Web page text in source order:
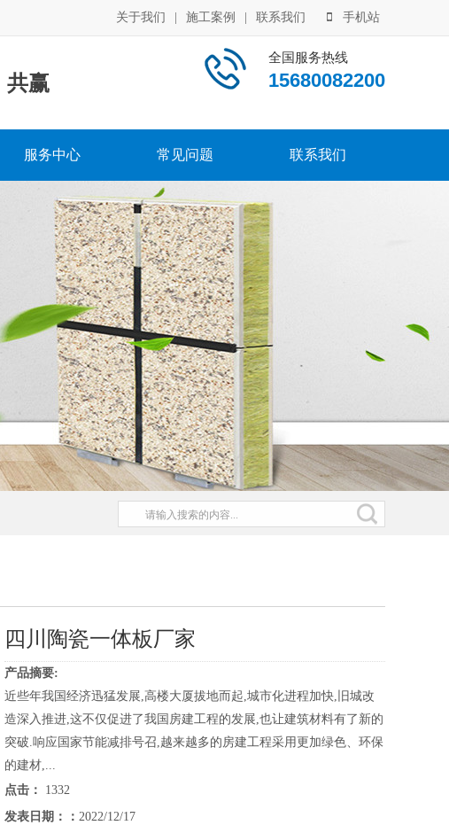
关于我们 施工案例 联系我们 手机站
共赢
全国服务热线
15680082200
服务中心 常见问题 联系我们
四川陶瓷一体板厂家
产品摘要:
近些年我国经济迅猛发展,高楼大厦拔地而起,城市化进程加快,旧城改
造深入推进,这不仅促进了我国房建工程的发展,也让建筑材料有了新的
突破.响应国家节能减排号召,越来越多的房建工程采用更加绿色、环保
的建材,...
点击：
1332
发表日期：： 2022/12/17